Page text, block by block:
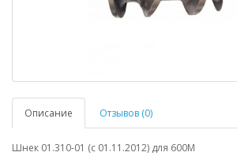
Описание Отзывов (0)
Шнек 01.310-01 (с 01.11.2012) для 600М